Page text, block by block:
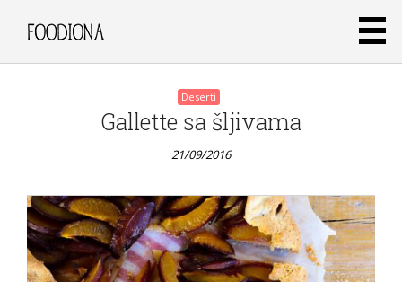
Deserti
Gallette sa šljivama
21/09/2016